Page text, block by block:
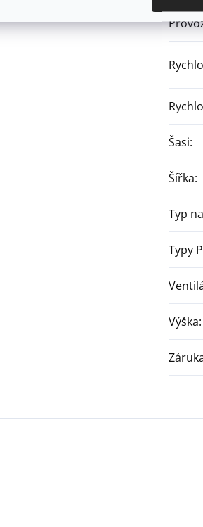
Šasi:
Šířka:
Typ
Typy
Výška: